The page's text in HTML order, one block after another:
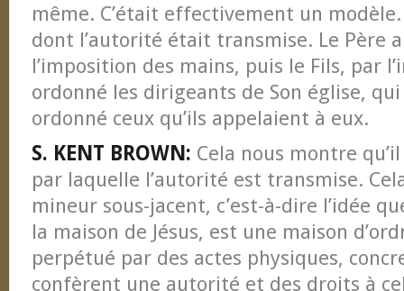
même. C’était effectivement un
dont l’autorité était transmise. Le Père
l’imposition des mains, puis le Fils, par
ordonné les dirigeants de Son église,
ordonné ceux qu’ils appelaient à eux.
S. KENT BROWN: Cela nous montre
par laquelle l’autorité est transmise.
mineur sous-jacent, c’est-à-dire l’idée
la maison de Jésus, est une maison
perpétué par des actes physiques,
confèrent une autorité et des droits à